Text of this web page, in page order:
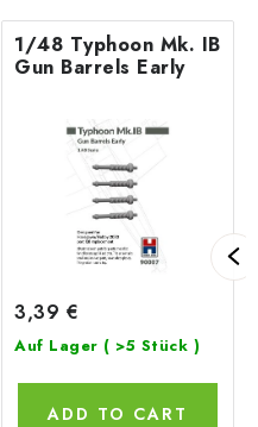
1/48 Typhoon Mk. IB
Gun Barrels Early
3,39 €
Auf Lager ( >5 Stück )
ADD TO CART